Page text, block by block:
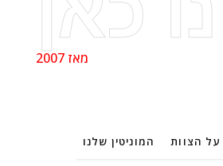
מאז 2007
הצוות המוניטין שלנו